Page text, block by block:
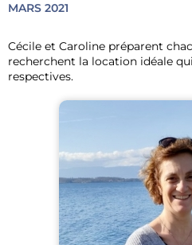
MARS 2021
Cécile et Caroline préparent
recherchent la location idéale
respectives.